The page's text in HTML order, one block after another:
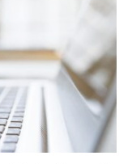
aibă capacitatea de